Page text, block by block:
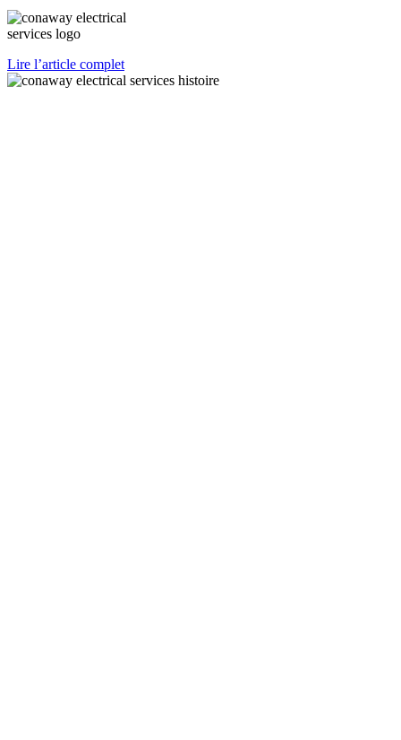
Lire l’article complet